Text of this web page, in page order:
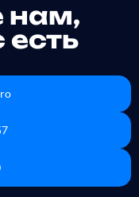
нам,
есть